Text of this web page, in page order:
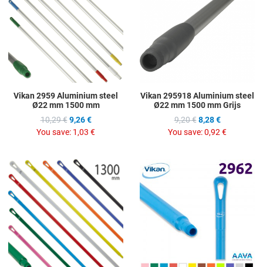
Vikan 2959 Aluminium steel
Ø22 mm 1500 mm
10,29 € 9,26 €
You save: 1,03 €
Vikan 295918 Aluminium steel
Ø22 mm 1500 mm Grijs
9,20 € 8,28 €
You save:0,92 €
Add to Wishlist
Add to Compare
Quick View